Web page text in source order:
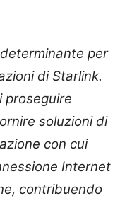
per
di Starlink.
proseguire
soluzioni di
con cui
Internet
contribuendo